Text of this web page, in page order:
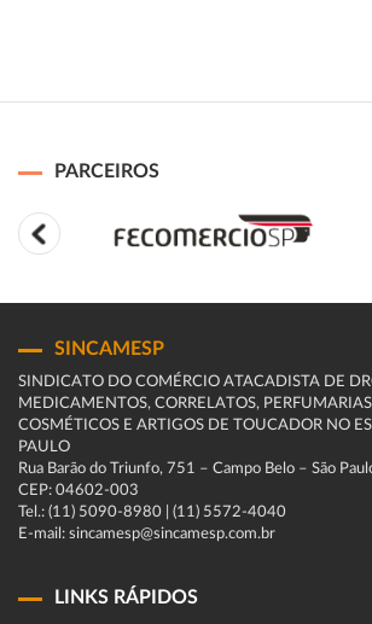
PARCEIROS
SINCAMESP
SINDICATO DO COMÉRCIO ATACADISTA DE
MEDICAMENTOS, CORRELATOS,
COSMÉTICOS E ARTIGOS DE TOUCADOR NO
PAULO
Rua Barão do Triunfo, 751 – Campo Belo – São
CEP: 04602-003
Tel.: (11) 5090-8980 | (11) 5572-4040
E-mail: sincamesp@sincamesp.com.br
LINKS RÁPIDOS